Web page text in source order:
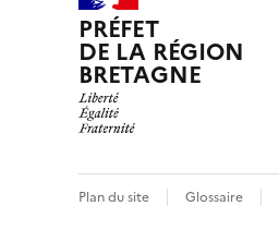
PRÉFET
DE LA RÉGION
BRETAGNE
Plan du site Glossaire